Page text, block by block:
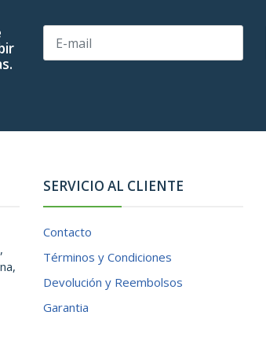
SERVICIO AL CLIENTE
Contacto
Términos y Condiciones
Devolución y Reembolsos
Garantia